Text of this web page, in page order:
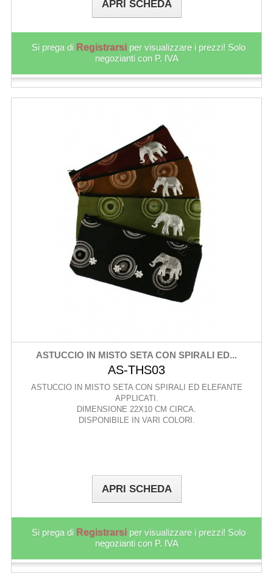
APRI SCHEDA
Si prega di Registrarsi per visualizzare i prezzi! Solo
negozianti con P. IVA
ASTUCCIO IN MISTO SETA CON SPIRALI ED...
AS-THS03
ASTUCCIO IN MISTO SETA CON SPIRALI ED ELEFANTE
APPLICATI.
DIMENSIONE 22X10 CM CIRCA.
DISPONIBILE IN VARI COLORI.
APRI SCHEDA
Si prega di Registrarsi per visualizzare i prezzi! Solo
negozianti con P. IVA